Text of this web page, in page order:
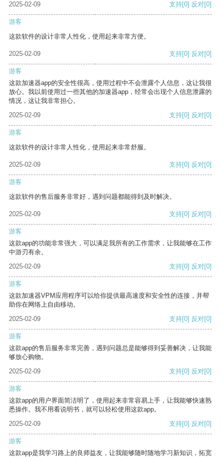
2025-02-09 支持[0] 反对[0]
游客
这款软件的设计非常人性化，使用起来非常方便。
2025-02-09 支持[0] 反对[0]
游客
这款加速器app的安全性很高，使用过程中不会泄露个人信息，这让我很
放心。我以前使用过一些其他的加速器app，经常会出现个人信息泄露的
情况，这让我非常担心。
2025-02-09
支持[0] 反对[0]
游客
这款软件的设计非常人性化，使用起来非常舒服。
2025-02-09 支持[0] 反对[0]
游客
这款软件的售后服务非常好，遇到问题都能得到及时解决。
2025-02-09 支持[0] 反对[0]
游客
这款app的功能非常强大，可以满足我所有的工作需求，让我能够在工作
中游刃有余。
2025-02-09
支持[0] 反对[0]
游客
这款加速器VPM应用程序可以给你提供最高速度和安全性的连接，并帮
助你在网络上自由移动。
2025-02-09
支持[0] 反对[0]
游客
这款app的售后服务非常完善，遇到问题总是能够得到妥善解决，让我能
够放心购物。
2025-02-09
支持[0] 反对[0]
游客
这款app的用户界面简洁明了，使用起来非常容易上手，让我能够快速熟
悉操作。我不用看说明书，就可以轻松使用这款app。
2025-02-09
支持[0] 反对[0]
游客
这款app是我学习路上的良师益友，让我能够随时随地学习新知识，拓宽